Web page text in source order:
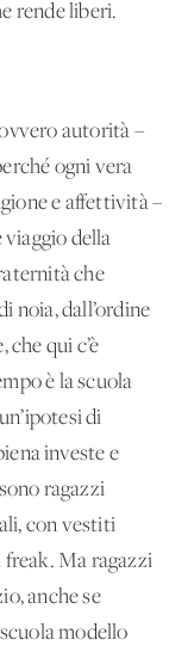
rende liberi.
ovvero autorità –
ogni vera
e affettività –
della
che
noia, dall’ordine
qui c’è
è la scuola
di
investe e
ragazzi
con vestiti
Ma ragazzi
anche se
modello